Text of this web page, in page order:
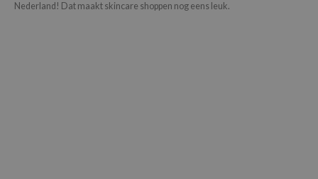
Nederland! Dat maakt skincare shoppen nog eens leuk.